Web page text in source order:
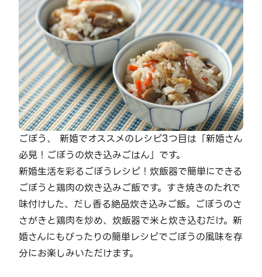
ごぼう、 新婚でオススメのレシピ3つ目は「新婚さん
必見！ごぼうの炊き込みごはん」です。
新婚生活を彩るごぼうレシピ！炊飯器で簡単にできる
ごぼうと鶏肉の炊き込みご飯です。すき焼きのたれで
味付けした、だし香る絶品炊き込みご飯。ごぼうのさ
さがきと鶏肉を炒め、炊飯器で米と炊き込むだけ。新
婚さんにもぴったりの簡単レシピでごぼうの風味を存
分にお楽しみいただけます。